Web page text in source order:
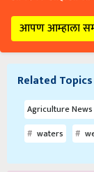
आपण आम्हाला
Related Topics
Agriculture News
waters